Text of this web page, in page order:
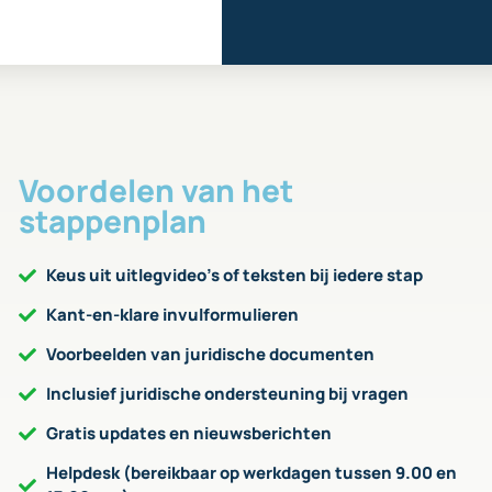
Voordelen van het
stappenplan
Keus uit uitlegvideo’s of teksten bij iedere stap
Kant-en-klare invulformulieren
Voorbeelden van juridische documenten
Inclusief juridische ondersteuning bij vragen
Gratis updates en nieuwsberichten
Helpdesk (bereikbaar op werkdagen tussen 9.00 en